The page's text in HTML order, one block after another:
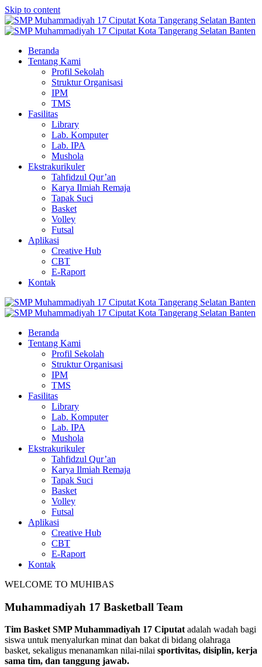
Skip to content
Beranda
Tentang Kami
Profil Sekolah
Struktur Organisasi
IPM
TMS
Fasilitas
Library
Lab. Komputer
Lab. IPA
Mushola
Ekstrakurikuler
Tahfidzul Qur’an
Karya Ilmiah Remaja
Tapak Suci
Basket
Volley
Futsal
Aplikasi
Creative Hub
CBT
E-Raport
Kontak
Beranda
Tentang Kami
Profil Sekolah
Struktur Organisasi
IPM
TMS
Fasilitas
Library
Lab. Komputer
Lab. IPA
Mushola
Ekstrakurikuler
Tahfidzul Qur’an
Karya Ilmiah Remaja
Tapak Suci
Basket
Volley
Futsal
Aplikasi
Creative Hub
CBT
E-Raport
Kontak
WELCOME TO MUHIBAS
Muhammadiyah 17 Basketball Team
Tim Basket SMP Muhammadiyah 17 Ciputatadalah wadah bagi
siswa untuk menyalurkan minat dan bakat di bidang olahraga
basket, sekaligus menanamkan nilai-nilai sportivitas, disiplin, kerja
sama tim, dan tanggung jawab.